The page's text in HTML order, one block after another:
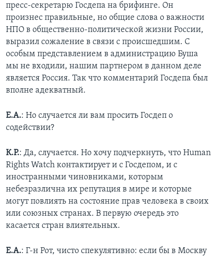
пресс-секретарю Госдепа на брифинге. Он
произнес правильные, но общие слова о важности
НПО в общественно-политической жизни России,
выразил сожаление в связи с происшедшим. С
особым представлением в администрацию Буша
мы не входили, нашим партнером в данном деле
является Россия. Так что комментарий Госдепа был
вполне адекватный.
Е.А.: Но случается ли вам просить Госдеп о
содействии?
К.Р.: Да, случается. Но хочу подчеркнуть, что Human
Rights Watch контактирует и с Госдепом, и с
иностранными чиновниками, которым
небезразлична их репутация в мире и которые
могут повлиять на состояние прав человека в своих
или союзных странах. В первую очередь это
касается стран влиятельных.
Е.А.: Г-н Рот, чисто спекулятивно: если бы в Москву